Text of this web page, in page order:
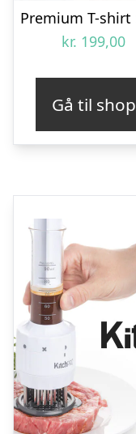
kr. 199,00
Gå til shop